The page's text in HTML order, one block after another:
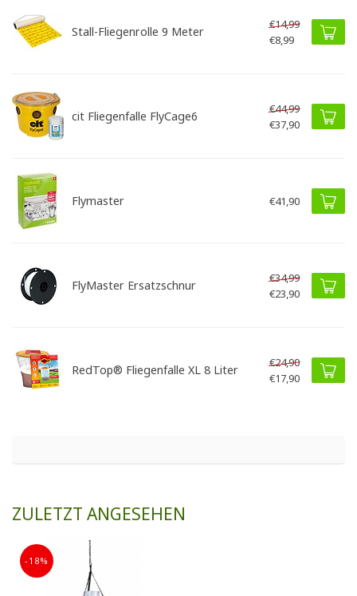
Stall-Fliegenrolle 9 Meter
€14,99
€8,99
cit Fliegenfalle FlyCage6
€44,99
€37,90
Flymaster €41,90
FlyMaster Ersatzschnur
€34,99
€23,90
RedTop® Fliegenfalle XL 8 Liter
€24,90
€17,90
ZULETZT ANGESEHEN
-18%